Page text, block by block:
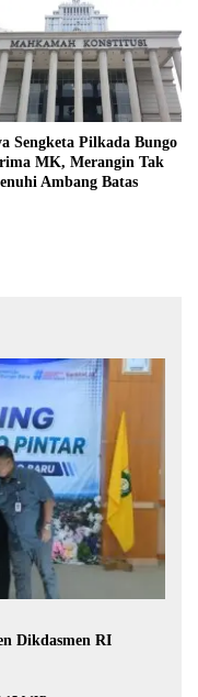
Sengketa Pilkada Bungo
MK, Merangin Tak
Ambang Batas
Dikdasmen RI